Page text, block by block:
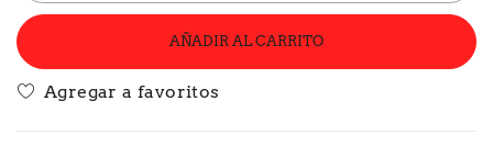
AÑADIR AL CARRITO